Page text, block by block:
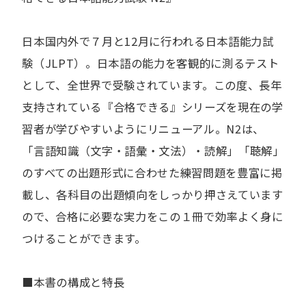
日本国内外で７月と12月に行われる日本語能力試
験（JLPT）。日本語の能力を客観的に測るテスト
として、全世界で受験されています。この度、長年
支持されている『合格できる』シリーズを現在の学
習者が学びやすいようにリニューアル。N2は、
「言語知識（文字・語彙・文法）・読解」「聴解」
のすべての出題形式に合わせた練習問題を豊富に掲
載し、各科目の出題傾向をしっかり押さえています
ので、合格に必要な実力をこの１冊で効率よく身に
つけることができます。
■本書の構成と特長